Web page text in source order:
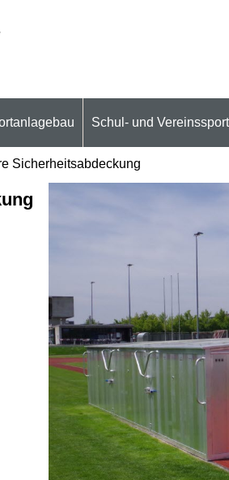
Schul- und Vereinssport
Sicherheitsabdeckung